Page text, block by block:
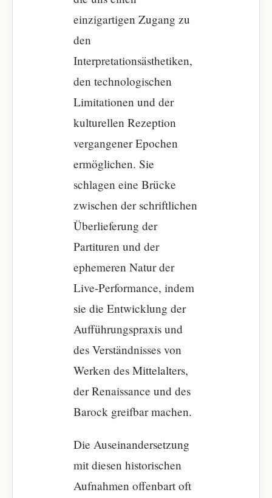
einzigartigen Zugang zu
den
Interpretationsästhetiken,
den technologischen
Limitationen und der
kulturellen Rezeption
vergangener Epochen
ermöglichen. Sie
schlagen eine Brücke
zwischen der schriftlichen
Überlieferung der
Partituren und der
ephemeren Natur der
Live-Performance, indem
sie die Entwicklung der
Aufführungspraxis und
des Verständnisses von
Werken des Mittelalters,
der Renaissance und des
Barock greifbar machen.
Die Auseinandersetzung
mit diesen historischen
Aufnahmen offenbart oft